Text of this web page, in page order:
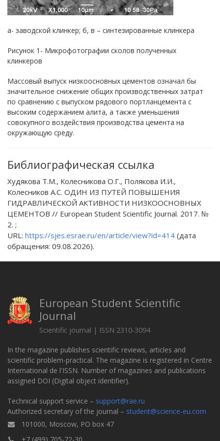
а- заводской клинкер; б, в – синтезированные клинкера
Рисунок 1- Микрофотографии сколов полученных
клинкеров
Массовый выпуск низкоосновных цементов означал бы
значительное снижение общих производственных затрат
по сравнению с выпуском рядового портланцемента с
высоким содержанием алита, а также уменьшения
совокупного воздействия производства цемента на
окружающую среду.
Библиографическая ссылка
Худякова Т.М., Колесникова О.Г., Полякова И.И.,
Колесников А.С. ОДИН ИЗ ПУТЕЙ ПОВЫШЕНИЯ
ГИДРАВЛИЧЕСКОЙ АКТИВНОСТИ НИЗКООСНОВНЫХ
ЦЕМЕНТОВ // European Student Scientific Journal. 2017. №
2. ;
URL: https://sjes.esrae.ru/en/article/view?id=414 (дата
обращения: 09.08.2026).
European Student Scientific
Journal
Scientific journal | ISSN 2310-3094
In the magazine publishes scientific reviews, articles and
scientific problem-practical. The magazine is registered in Centre
International de l'ISSN. Number of magazines and publications
assigned DOI (Digital object identifier).
Technical support service – support@rae.ru
Authorized secretary of the journal – student@science-eu.com
101000, Moscow, PO box 47